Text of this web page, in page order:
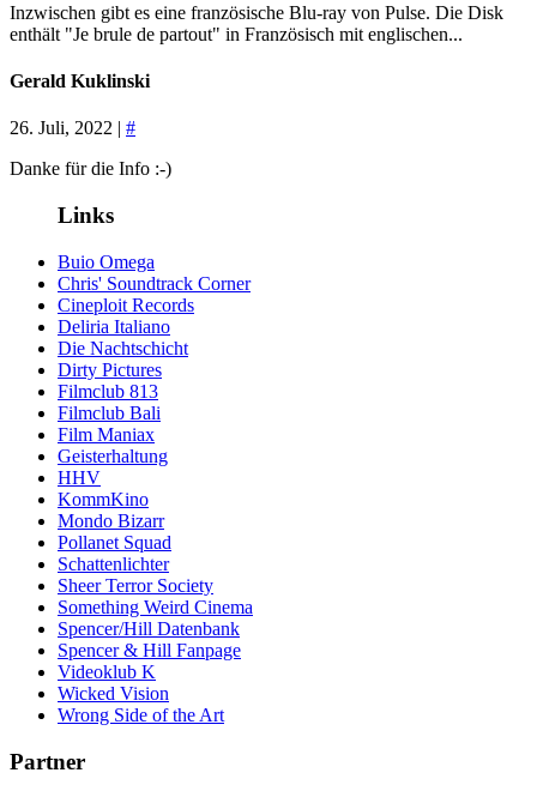
Inzwischen gibt es eine französische Blu-ray von Pulse. Die Disk
enthält "Je brule de partout" in Französisch mit englischen...
Gerald Kuklinski
26. Juli, 2022 | #
Danke für die Info :-)
Links
Buio Omega
Chris' Soundtrack Corner
Cineploit Records
Deliria Italiano
Die Nachtschicht
Dirty Pictures
Filmclub 813
Filmclub Bali
Film Maniax
Geisterhaltung
HHV
KommKino
Mondo Bizarr
Pollanet Squad
Schattenlichter
Sheer Terror Society
Something Weird Cinema
Spencer/Hill Datenbank
Spencer & Hill Fanpage
Videoklub K
Wicked Vision
Wrong Side of the Art
Partner